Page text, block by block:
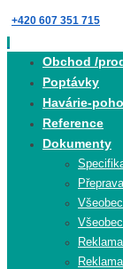
Skip
to
content
+420 607 351 715
Obchod /
Poptávky
Havárie-
Reference
Dokumenty
Přeprava